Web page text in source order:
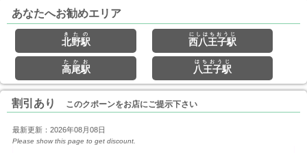
あなたへお勧めエリア
北野駅
きたの
西八王子駅
にしはちおうじ
高尾駅
たかお
八王子駅
はちおうじ
割引あり このクポーンをお店にご提示下さい
最新更新：2026年08月08日
Please show this page to get discount.